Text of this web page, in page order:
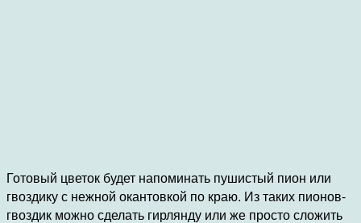
Готовый цветок будет напоминать пушистый пион или
гвоздику с нежной окантовкой по краю. Из таких пионов-
гвоздик можно сделать гирлянду или же просто сложить